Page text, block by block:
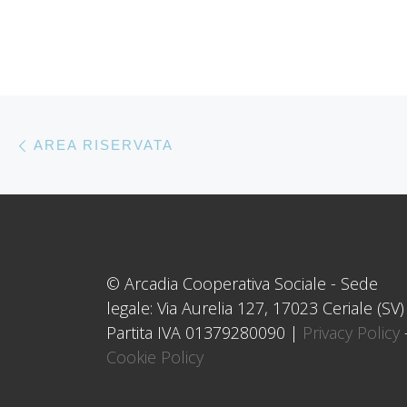
Navigazione articoli
AREA RISERVATA
© Arcadia Cooperativa Sociale - Sede
legale: Via Aurelia 127, 17023 Ceriale
Partita IVA 01379280090 | Privacy Policy
Cookie Policy